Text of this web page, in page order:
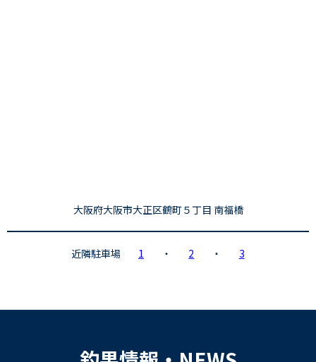
大阪府大阪市大正区鶴町５丁目 南福橋
近隣駐車場 1 ・ 2 ・ 3